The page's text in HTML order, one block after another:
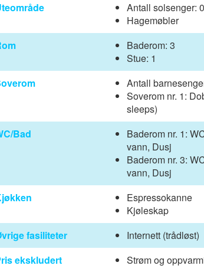
Antall solsenger: 0
Hagemøbler
Baderom: 3
Stue: 1
Antall
Soverom nr. 1:
sleeps)
Bad
Baderom nr. 1:
vann, Dusj
Baderom nr. 3:
vann, Dusj
Espressokanne
Kjøleskap
fasiliteter
Internett (trådløst)
ekskludert
Strøm og